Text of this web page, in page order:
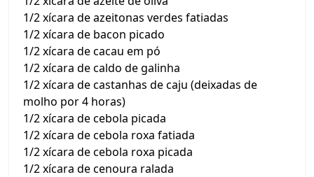
1/2 xícara de azeitonas verdes fatiadas
1/2 xícara de bacon picado
1/2 xícara de cacau em pó
1/2 xícara de caldo de galinha
1/2 xícara de castanhas de caju (deixadas de
molho por 4 horas)
1/2 xícara de cebola picada
1/2 xícara de cebola roxa fatiada
1/2 xícara de cebola roxa picada
1/2 xícara de cenoura ralada